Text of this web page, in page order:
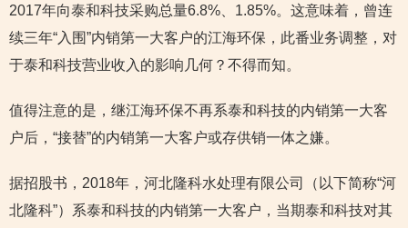
2017年向泰和科技采购总量6.8%、1.85%。这意味着，曾连
续三年“入围”内销第一大客户的江海环保，此番业务调整，对
于泰和科技营业收入的影响几何？不得而知。
值得注意的是，继江海环保不再系泰和科技的内销第一大客
户后，“接替”的内销第一大客户或存供销一体之嫌。
据招股书，2018年，河北隆科水处理有限公司（以下简称“河
北隆科”）系泰和科技的内销第一大客户，当期泰和科技对其